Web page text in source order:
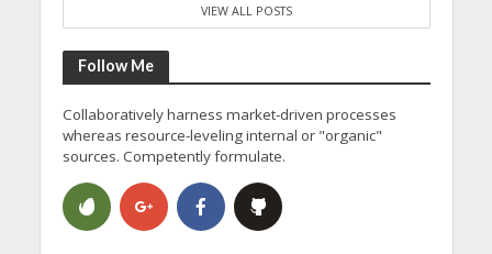
VIEW ALL POSTS
Follow Me
Collaboratively harness market-driven processes
whereas resource-leveling internal or "organic"
sources. Competently formulate.